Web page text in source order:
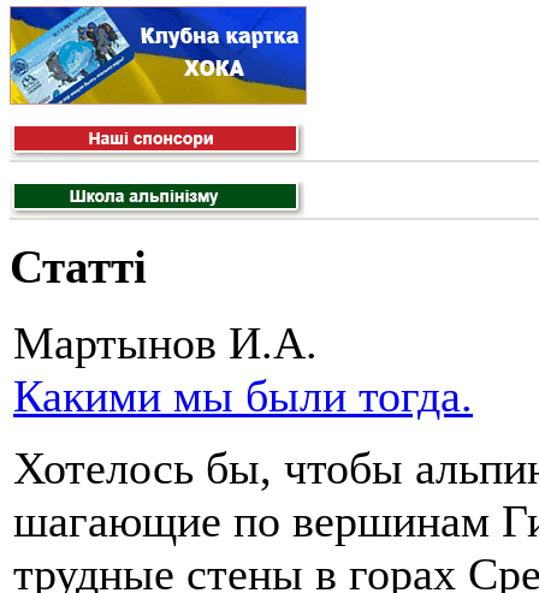
Статті
Мартынов И.А.
Какими мы были тогда.
Хотелось бы, чтобы
шагающие по вершинам
трудные стены в горах